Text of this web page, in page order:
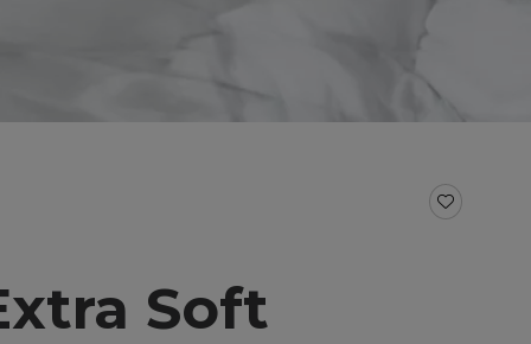
voor split
voor topper
Werkdoekjes
Soft